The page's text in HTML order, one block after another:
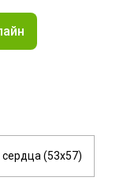
(53х57)